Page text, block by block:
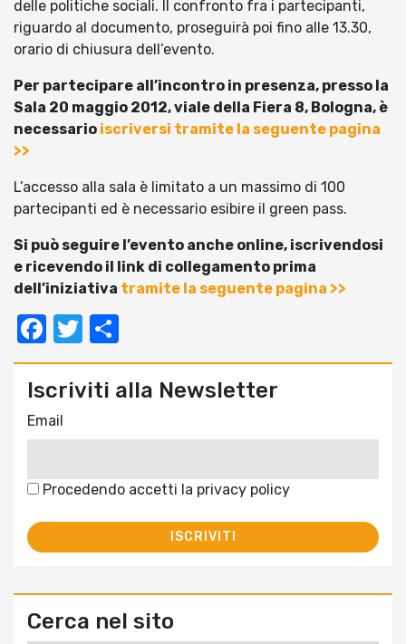
delle politiche sociali. Il confronto fra i partecipanti,
riguardo al documento, proseguirà poi fino alle 13.30,
orario di chiusura dell’evento.
Per partecipare all’incontro in presenza, presso la
Sala 20 maggio 2012, viale della Fiera 8, Bologna, è
necessario iscriversi tramite la seguente pagina
>>
L’accesso alla sala è limitato a un massimo di 100
partecipanti ed è necessario esibire il green pass.
Si può seguire l’evento anche online, iscrivendosi
e ricevendo il link di collegamento prima
dell’iniziativa tramite la seguente pagina >>
Facebook
Twitter
Iscriviti alla Newsletter
Email
Procedendo accetti la privacy policy
Cerca nel sito